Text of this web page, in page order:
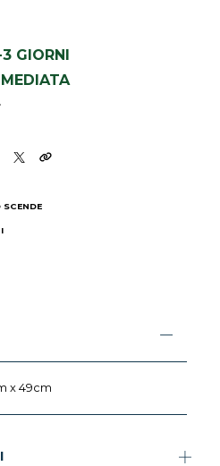
3 GIORNI
x 49cm